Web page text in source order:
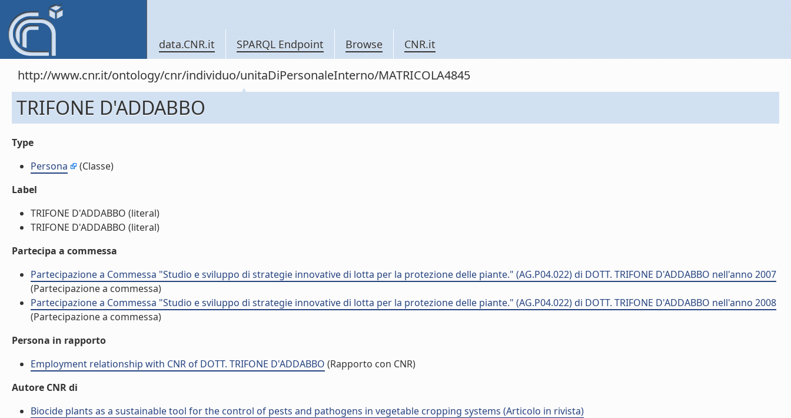
data.CNR.it SPARQL Endpoint Browse CNR.it
http://www.cnr.it/ontology/cnr/individuo/unitaDiPersonaleInterno/MATRICOLA4845
TRIFONE D'ADDABBO
Type
Persona
(Classe)
Label
TRIFONE D'ADDABBO (literal)
TRIFONE D'ADDABBO (literal)
Partecipa a commessa
Partecipazione a Commessa "Studio e sviluppo di strategie innovative di lotta per la protezione delle piante." (AG.P04.022) di DOTT. TRIFONE D'ADDABBO nell'anno 2007
(Partecipazione a commessa)
Partecipazione a Commessa "Studio e sviluppo di strategie innovative di lotta per la protezione delle piante." (AG.P04.022) di DOTT. TRIFONE D'ADDABBO nell'anno 2008
(Partecipazione a commessa)
Persona in rapporto
Employment relationship with CNR of DOTT. TRIFONE D'ADDABBO (Rapporto con CNR)
Autore CNR di
Biocide plants as a sustainable tool for the control of pests and pathogens in vegetable cropping systems (Articolo in rivista)